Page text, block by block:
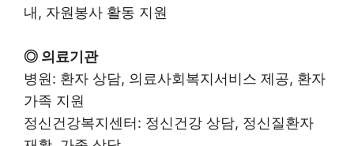
내, 자원봉사 활동 지원
◎ 의료기관
병원: 환자 상담, 의료사회복지서비스 제공, 환자
가족 지원
정신건강복지센터: 정신건강 상담, 정신질환자